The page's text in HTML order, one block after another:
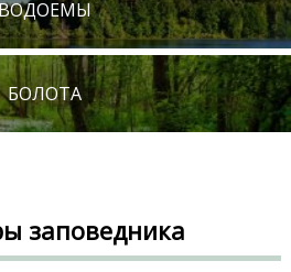
БОЛОТА
заповедника